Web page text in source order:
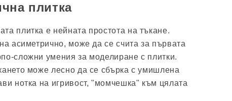
плитка
плитка е нейната простота на тъкане.
асиметрично, може да се счита за първата
сложни умения за моделиране с плитки.
може лесно да се сбърка с умишлена
нотка на игривост, "момчешка" към цялата